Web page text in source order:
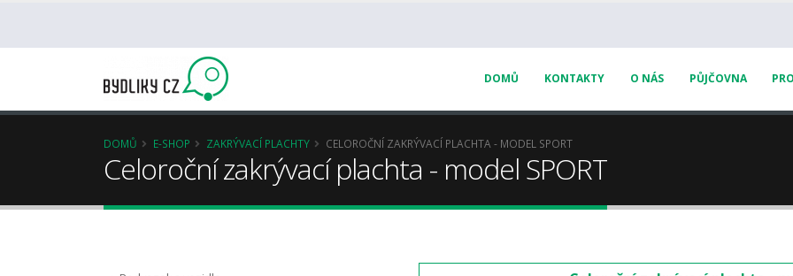
DOMŮ KONTAKTY O NÁS PŮJČOVNA
DOMŮ E-SHOP ZAKRÝVACÍ PLACHTY CELOROČNÍ ZAKRÝVACÍ PLACHTA - MODEL SPORT
Celoroční zakrývací plachta - model SPORT